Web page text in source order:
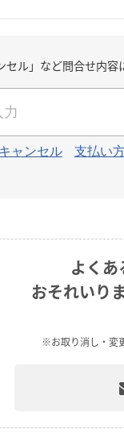
セル」など問合せ内
キャンセル 支払い
よくあ
おそれいり
※お取り消し・変